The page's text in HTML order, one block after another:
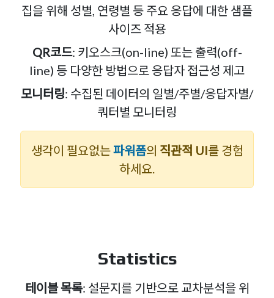
집을 위해 성별, 연령별 등 주요 응답에 대한 샘플
사이즈 적용
QR코드: 키오스크(on-line) 또는 출력(off-
line) 등 다양한 방법으로 응답자 접근성 제고
모니터링: 수집된 데이터의 일별/주별/응답자별/
쿼터별 모니터링
생각이 필요없는파워폼의 직관적 UI를 경험
하세요.
Statistics
테이블 목록: 설문지를 기반으로 교차분석을 위